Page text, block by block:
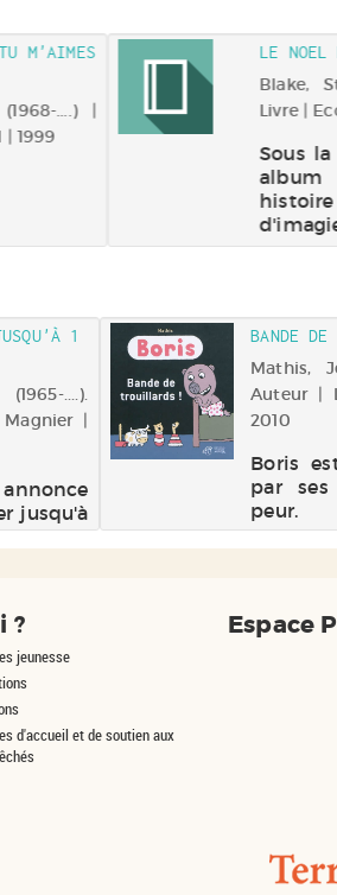
M'AIMES
....) |
1999
LE
Blake,
Livre |
Sous
1
....).
|
jusqu'à
se
1, il
monde.
BANDE
Mathis,
Auteur |
2010
Boris
par
peur.
?
jeunesse
d'accueil et de soutien aux
Espace